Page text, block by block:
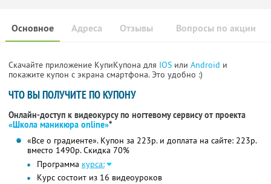
Основное Отзывы Вопросы по акции
Адреса
Скачайте приложение КупиКупона для IOS или Android и
покажите купон с экрана смартфона. Это удобно :)
ЧТО ВЫ ПОЛУЧИТЕ ПО КУПОНУ
Онлайн-доступ к видеокурсу по ногтевому сервису от проекта
«Школа маникюра online»*
«Все о градиенте». Купон за 223р. и доплата на сайте: 223р.
вместо 1490р.Скидка 70%
Программа курса:
Курс состоит из 16 видеоуроков